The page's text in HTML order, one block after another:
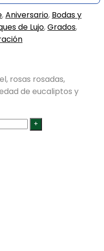
,Aniversario, Bodas y
de Lujo,Grados,
rosas rosadas,
de eucaliptos y